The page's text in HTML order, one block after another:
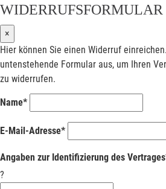
WIDERRUFSFORMULAR
×
Hier können Sie einen Widerruf
untenstehende Formular aus, um Ihren
zu widerrufen.
Name*
E-Mail-Adresse*
Angaben zur Identifizierung des
?